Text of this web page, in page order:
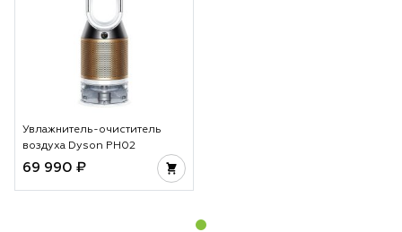
Увлажнитель-очиститель
воздуха Dyson PH02
69 990 ₽